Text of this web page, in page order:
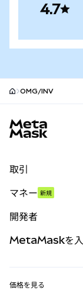
4.7
OMG/INV
取引
パーペチュアル
RWA
マネー 新規
開発者
MetaMaskを
価格を見る